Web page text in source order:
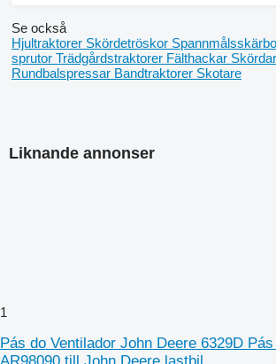
Se också
Hjultraktorer Skördetröskor
sprutor Trädgårdstraktorer Fälthackar
Rundbalspressar Bandtraktorer Skotare
Liknande annonser
1
Pás do Ventilador John Deere 6329D